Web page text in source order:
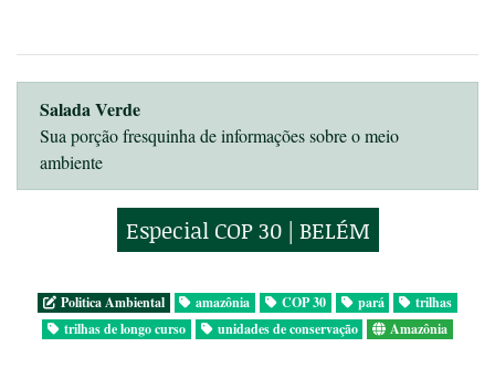
Salada Verde
Sua porção fresquinha de informações sobre o meio
ambiente
Especial COP 30 | BELÉM
Politica Ambiental amazônia COP 30 pará
trilhas
trilhas de longo curso
unidades de conservação Amazônia